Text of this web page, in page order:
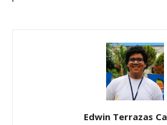
Edwin Terrazas